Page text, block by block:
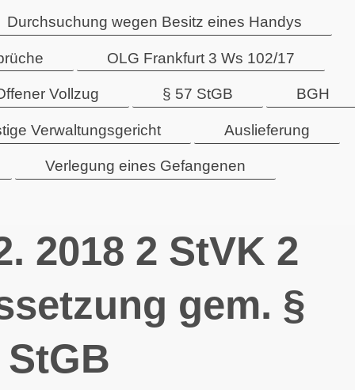
Durchsuchung wegen Besitz eines Handys
OLG Frankfurt 3 Ws 102/17
Vollzug § 57 StGB BGH
Verwaltungsgericht Auslieferung
Verlegung eines Gefangenen
2018 2 StVK 2
gem. §